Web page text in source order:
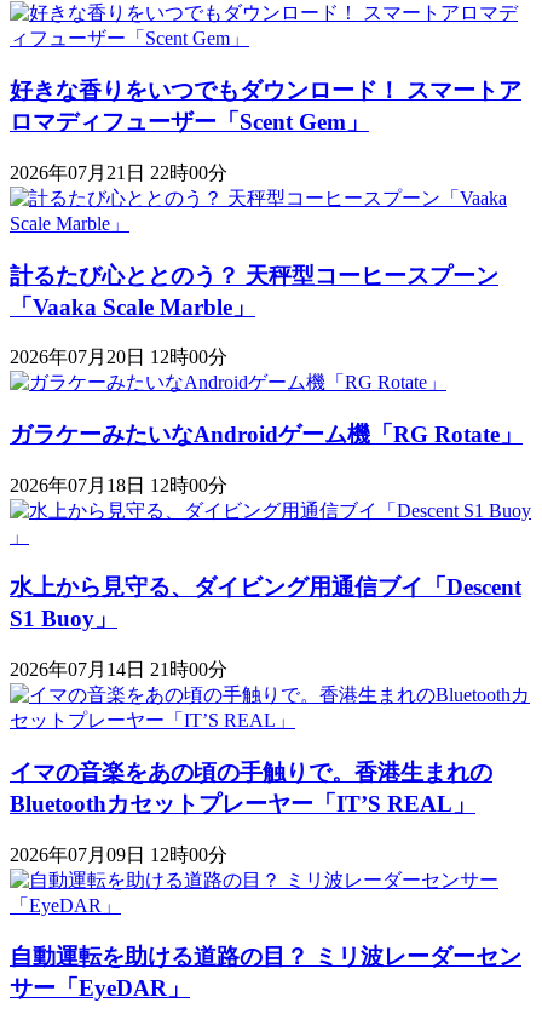
好きな香りをいつでもダウンロード！ スマートア
ロマディフューザー「Scent Gem」
2026年07月21日 22時00分
計るたび心ととのう？ 天秤型コーヒースプーン
「Vaaka Scale Marble」
2026年07月20日 12時00分
ガラケーみたいなAndroidゲーム機「RG Rotate」
2026年07月18日 12時00分
水上から見守る、ダイビング用通信ブイ「Descent
S1 Buoy​​」
2026年07月14日 21時00分
イマの音楽をあの頃の手触りで。香港生まれの
Bluetoothカセットプレーヤー「IT’S REAL」
2026年07月09日 12時00分
自動運転を助ける道路の目？ ミリ波レーダーセン
サー「EyeDAR」